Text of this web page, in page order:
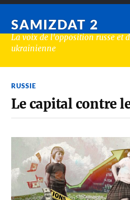
SAMIZDAT 2
La voix de l'opposition russe et
ukrainienne
RUSSIE
Le capital contre